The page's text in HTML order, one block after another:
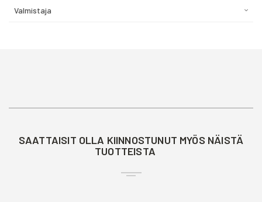
Valmistaja
SAATTAISIT OLLA KIINNOSTUNUT MYÖS NÄISTÄ
TUOTTEISTA